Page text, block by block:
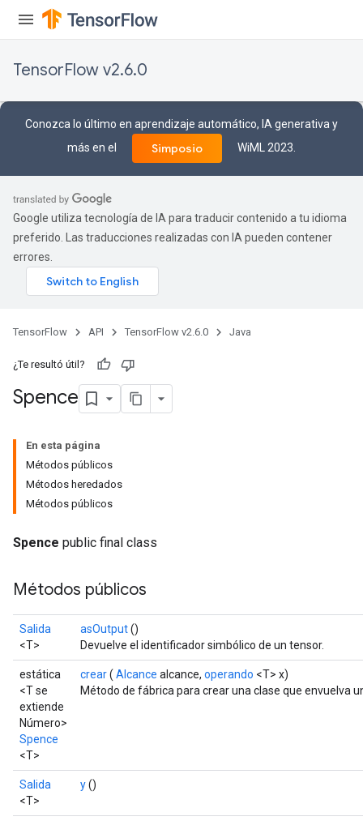
TensorFlow v2.6.0
Conozca lo último en aprendizaje automático, IA generativa y
más en el
Simposio WiML 2023.
Google utiliza tecnología de IA para traducir contenido a tu idioma
preferido. Las traducciones realizadas con IA pueden contener
errores.
TensorFlow API TensorFlow v2.6.0 Java
¿Te resultó útil?
Spence
En esta página
Métodos públicos
Métodos heredados
Métodos públicos
Spence public final class
Métodos públicos
Salida
<T>
asOutput()
Devuelve el identificador simbólico de un tensor.
estática
<T se
extiende
Número>
Spence
<T>
crear( Alcance alcance, operando <T> x)
Método de fábrica para crear una clase que envuelva
Salida
<T>
y()